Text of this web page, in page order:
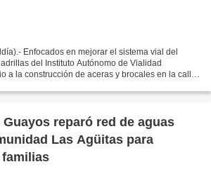
Enfocados en mejorar el sistema vial del
del Instituto Autónomo de Vialidad
a la construcción de aceras y brocales en la calle
reparó red de aguas
Las Agüitas para
familias